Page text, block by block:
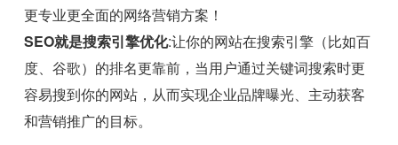
更专业更全面的网络营销方案！
SEO就是搜索引擎优化:让你的网站在搜索引擎（比如百
度、谷歌）的排名更靠前，当用户通过关键词搜索时更
容易搜到你的网站，从而实现企业品牌曝光、主动获客
和营销推广的目标。